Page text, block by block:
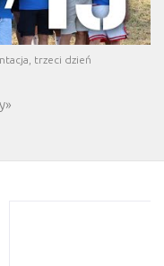
trzeci dzień
»